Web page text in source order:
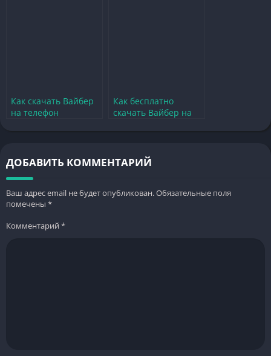
Как скачать Вайбер
на телефон
Как бесплатно
скачать Вайбер на
ДОБАВИТЬ КОММЕНТАРИЙ
Ваш адрес email не будет опубликован.Обязательные поля
помечены *
Комментарий*